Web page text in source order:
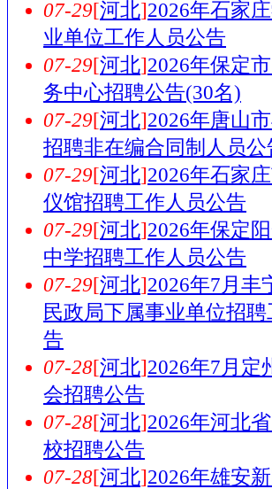
07-29[河北]2026年石家
业单位工作人员公告
07-29[河北]2026年保定
务中心招聘公告(30名)
07-29[河北]2026年唐山
招聘非在编合同制人员公
07-29[河北]2026年石家
仪馆招聘工作人员公告
07-29[河北]2026年保定
中学招聘工作人员公告
07-29[河北]2026年7月丰
民政局下属事业单位招
告
07-28[河北]2026年7月定
会招聘公告
07-28[河北]2026年河北
校招聘公告
07-28[河北]2026年雄安